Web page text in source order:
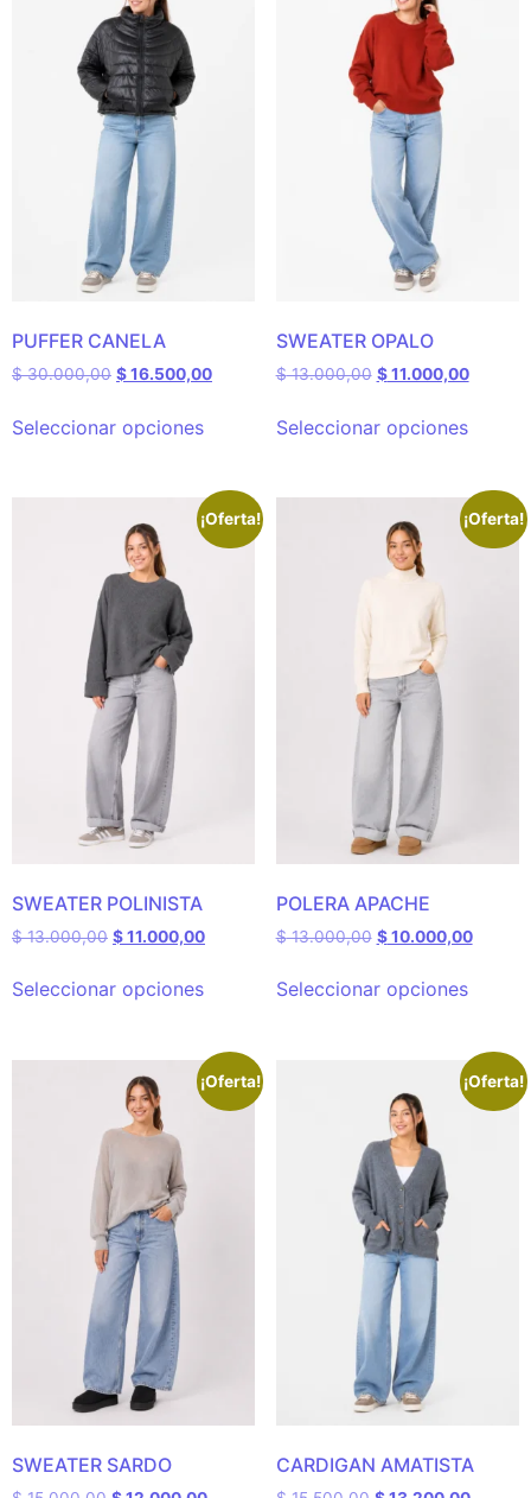
PUFFER CANELA
$30.000,00 $16.500,00
Seleccionar opciones
SWEATER OPALO
$13.000,00 $11.000,00
Seleccionar opciones
¡Oferta!
SWEATER POLINISTA
$13.000,00 $11.000,00
Seleccionar opciones
¡Oferta!
POLERA APACHE
$13.000,00 $10.000,00
Seleccionar opciones
¡Oferta!
SWEATER SARDO
¡Oferta!
CARDIGAN AMATISTA